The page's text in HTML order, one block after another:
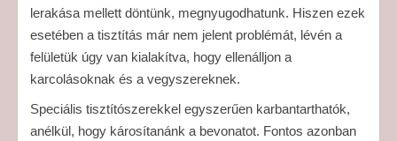
lerakása mellett döntünk, megnyugodhatunk. Hiszen ezek
esetében a tisztítás már nem jelent problémát, lévén a
felületük úgy van kialakítva, hogy ellenálljon a
karcolásoknak és a vegyszereknek.
Speciális tisztítószerekkel egyszerűen karbantarthatók,
anélkül, hogy károsítanánk a bevonatot. Fontos azonban